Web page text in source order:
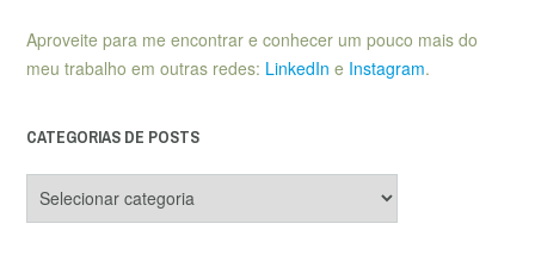
Aproveite para me encontrar e conhecer um pouco mais do
meu trabalho em outras redes: LinkedIn e Instagram.
CATEGORIAS DE POSTS
de